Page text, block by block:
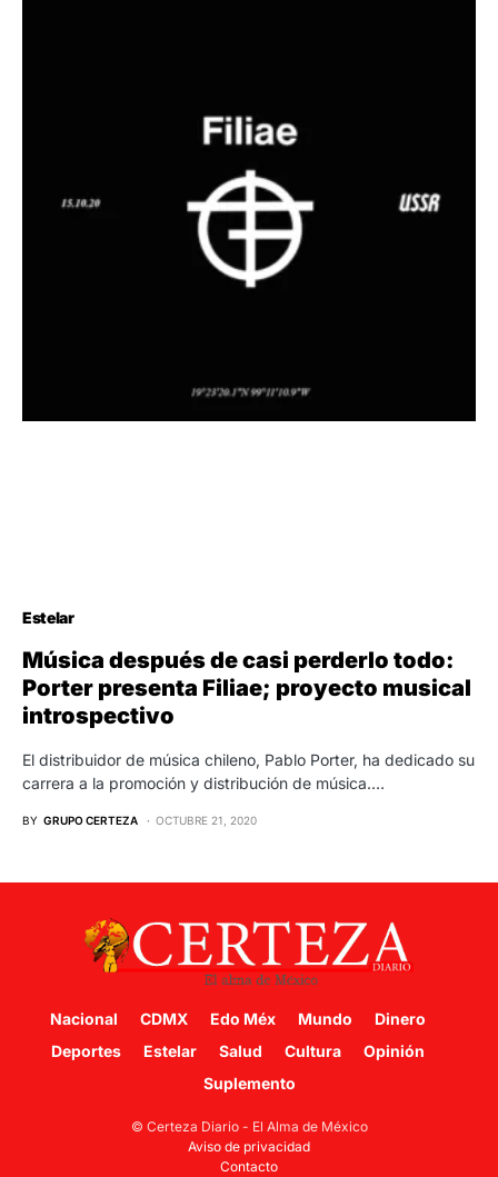
Estelar
Música después de casi perderlo todo:
Porter presenta Filiae; proyecto musical
introspectivo
El distribuidor de música chileno, Pablo Porter, ha dedicado su
carrera a la promoción y distribución de música.…
BY GRUPO CERTEZA OCTUBRE 21, 2020
Nacional CDMX Edo Méx Mundo
Dinero
Deportes
Estelar Salud Cultura
Opinión
Suplemento
© Certeza Diario - El Alma de México
Aviso de privacidad
Contacto